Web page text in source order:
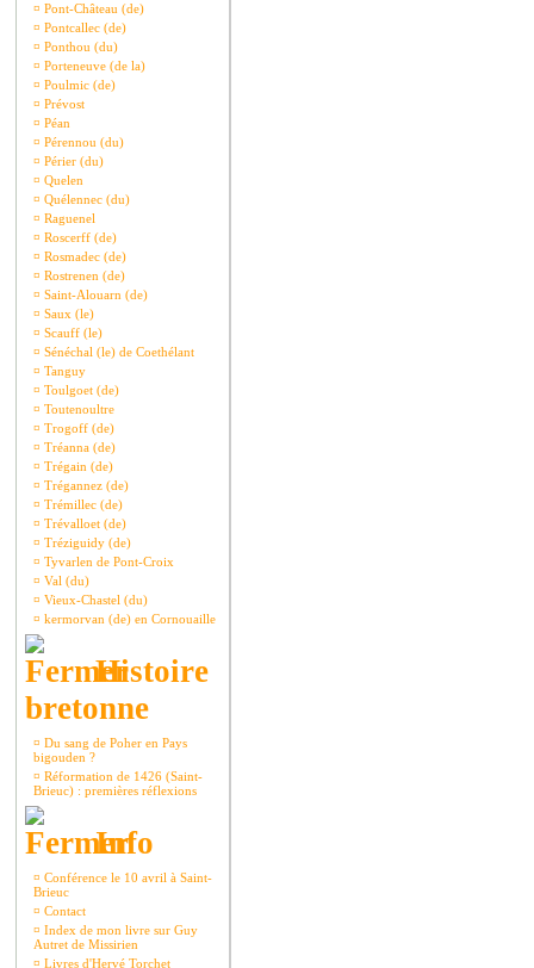
¤ Pont-Château (de)
¤ Pontcallec (de)
¤ Ponthou (du)
¤ Porteneuve (de la)
¤ Poulmic (de)
¤ Prévost
¤ Péan
¤ Pérennou (du)
¤ Périer (du)
¤ Quelen
¤ Quélennec (du)
¤ Raguenel
¤ Roscerff (de)
¤ Rosmadec (de)
¤ Rostrenen (de)
¤ Saint-Alouarn (de)
¤ Saux (le)
¤ Scauff (le)
¤ Sénéchal (le) de Coethélant
¤ Tanguy
¤ Toulgoet (de)
¤ Toutenoultre
¤ Trogoff (de)
¤ Tréanna (de)
¤ Trégain (de)
¤ Trégannez (de)
¤ Trémillec (de)
¤ Trévalloet (de)
¤ Tréziguidy (de)
¤ Tyvarlen de Pont-Croix
¤ Val (du)
¤ Vieux-Chastel (du)
¤ kermorvan (de) en Cornouaille
Histoire
bretonne
¤ Du sang de Poher en Pays
bigouden ?
¤ Réformation de 1426 (Saint-
Brieuc) : premières réflexions
Info
¤ Conférence le 10 avril à Saint-
Brieuc
¤ Contact
¤ Index de mon livre sur Guy
Autret de Missirien
¤ Livres d'Hervé Torchet